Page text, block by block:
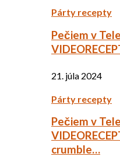
Párty recepty
Pečiem v
21. júla 2024
Párty recepty
Pečiem v
crumble…